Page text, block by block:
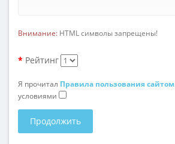
Внимание: HTML символы запрещены!
Рейтинг
Я прочитал Правила пользования сайтом
условиями
Продолжить